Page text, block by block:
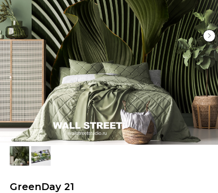
GreenDay 21